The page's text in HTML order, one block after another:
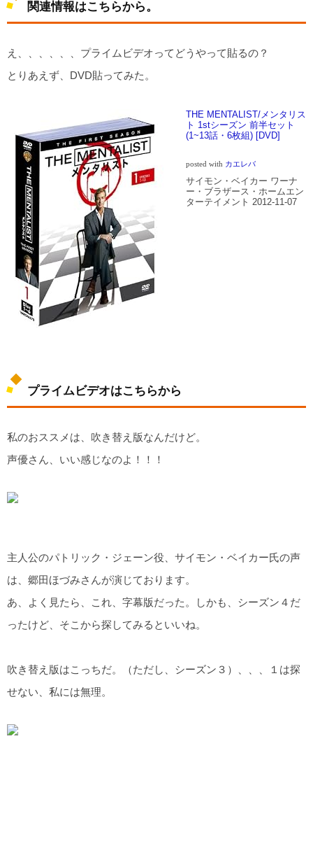
関連情報はこちらから。
え、、、、、、プライムビデオってどうやって貼るの？
とりあえず、DVD貼ってみた。
THE MENTALIST/メンタリス
ト 1stシーズン 前半セット
(1~13話・6枚組) [DVD]
posted with カエレバ
サイモン・ベイカー ワーナ
ー・ブラザース・ホームエン
ターテイメント 2012-11-07
プライムビデオはこちらから
私のおススメは、吹き替え版なんだけど。
声優さん、いい感じなのよ！！！
主人公のパトリック・ジェーン役、サイモン・ベイカー氏の声
は、郷田ほづみさんが演じております。
あ、よく見たら、これ、字幕版だった。しかも、シーズン４だ
ったけど、そこから探してみるといいね。
吹き替え版はこっちだ。（ただし、シーズン３）、、、１は探
せない、私には無理。